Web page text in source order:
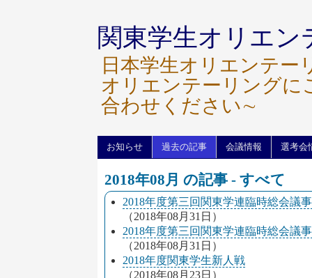
関東学生オリエン
日本学生オリエンテ
オリエンテーリングに
合わせください∼
お知らせ 過去の記事 会議情報 選考会
2018年08月 の記事 - すべて
2018年度第三回関東学連臨時総会議
（2018年08月31日）
2018年度第三回関東学連臨時総会議
（2018年08月31日）
2018年度関東学生新人戦
（2018年08月23日）